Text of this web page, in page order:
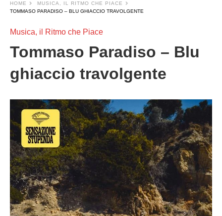
powered
WordPress
Webdesign
Dexheim
and
FULL
SERVICE
AGENTUR
MAINZ
HOME
MUSICA, IL RITMO CHE PIACE
TOMMASO PARADISO – BLU GHIACCIO TRAVOLGENTE
Musica, il Ritmo che Piace
Tommaso Paradiso – Blu
ghiaccio travolgente